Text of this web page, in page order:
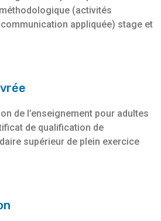
(activités
appliquée) stage et
de l’enseignement pour adultes
de qualification de
supérieur de plein exercice